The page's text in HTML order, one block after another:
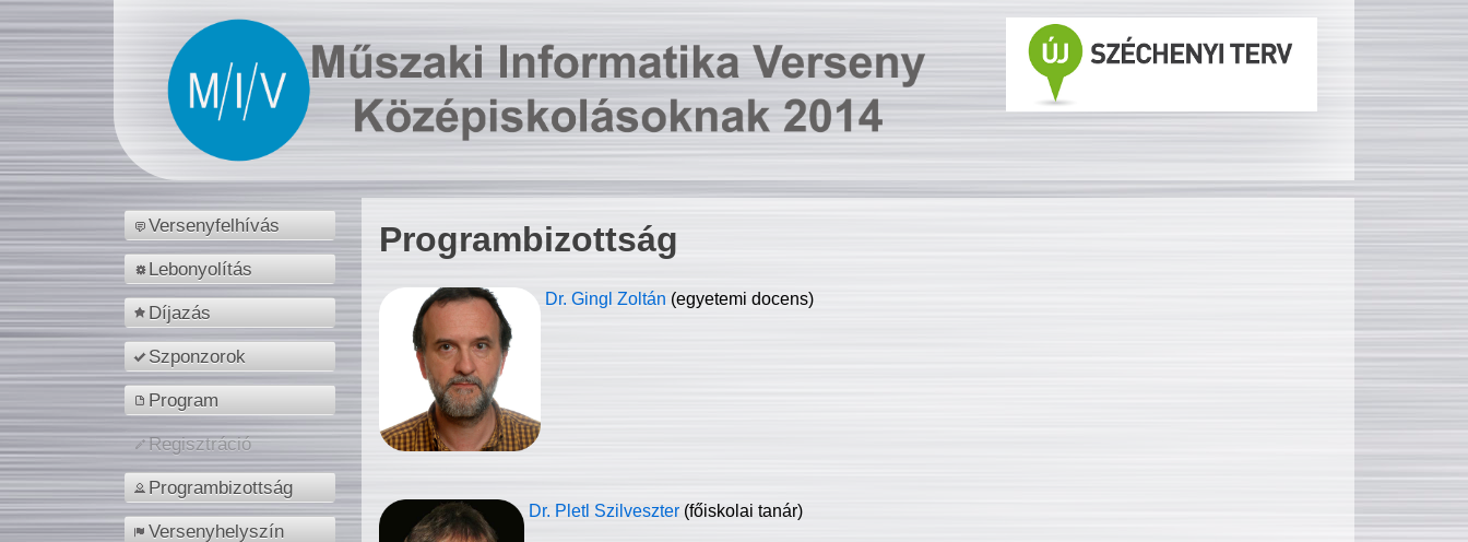
Versenyfelhívás
Lebonyolítás
Díjazás
Szponzorok
Program
Regisztráció
Programbizottság
Versenyhelyszín
Programbizottság
Dr. Gingl Zoltán (egyetemi docens)
Dr. Pletl Szilveszter (főiskolai tanár)